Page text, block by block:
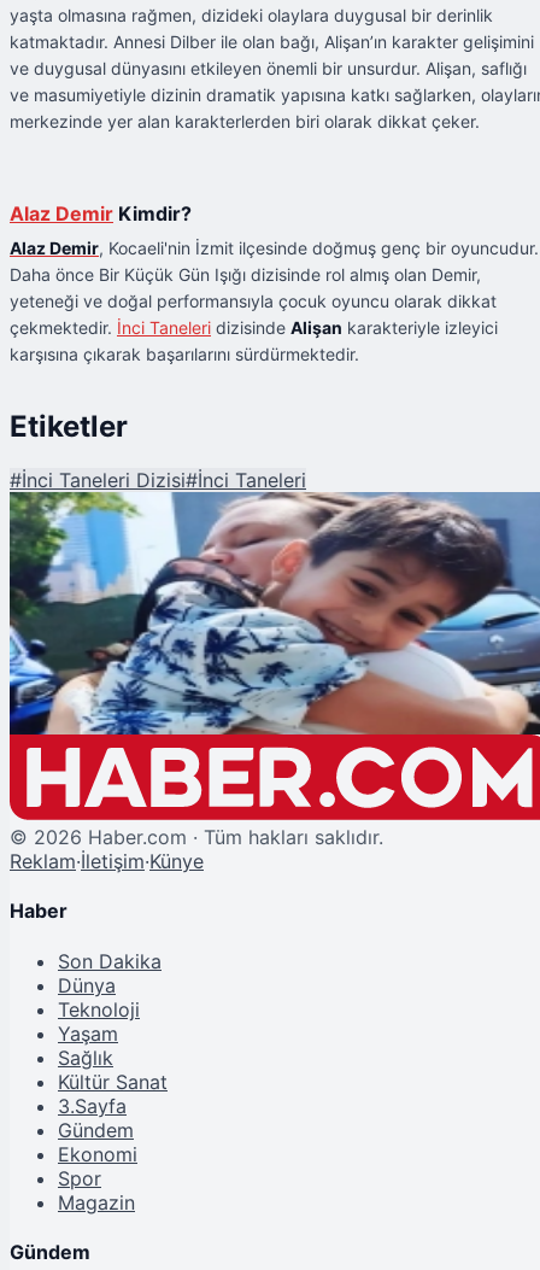
yaşta olmasına rağmen, dizideki olaylara duygusal bir derinlik
katmaktadır. Annesi Dilber ile olan bağı, Alişan’ın karakter gelişimini
ve duygusal dünyasını etkileyen önemli bir unsurdur. Alişan, saflığı
ve masumiyetiyle dizinin dramatik yapısına katkı sağlarken,
merkezinde yer alan karakterlerden biri olarak dikkat çeker.
Alaz Demir Kimdir?
Alaz Demir, Kocaeli'nin İzmit ilçesinde doğmuş genç bir oyuncudur.
Daha önce Bir Küçük Gün Işığı dizisinde rol almış olan Demir,
yeteneği ve doğal performansıyla çocuk oyuncu olarak dikkat
çekmektedir. İnci Taneleri dizisinde Alişan karakteriyle izleyici
karşısına çıkarak başarılarını sürdürmektedir.
Etiketler
#İnci Taneleri Dizisi#İnci Taneleri
Şu An Okunan
İnci Taneleri Alişan Kimdir? Alaz Demir’in Canlandırdığı Karakterin
© 2026 Haber.com · Tüm hakları saklıdır.
Reklam·İletişim·Künye
Haber
Son Dakika
Dünya
Teknoloji
Yaşam
Sağlık
Kültür Sanat
3.Sayfa
Gündem
Ekonomi
Spor
Magazin
Gündem